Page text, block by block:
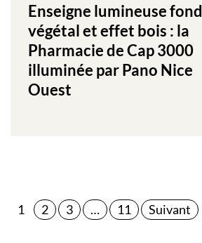
Enseigne lumineuse fond
végétal et effet bois : la
Pharmacie de Cap 3000
illuminée par Pano Nice
Ouest
Pagination
1 2 3 … 11 Suivant